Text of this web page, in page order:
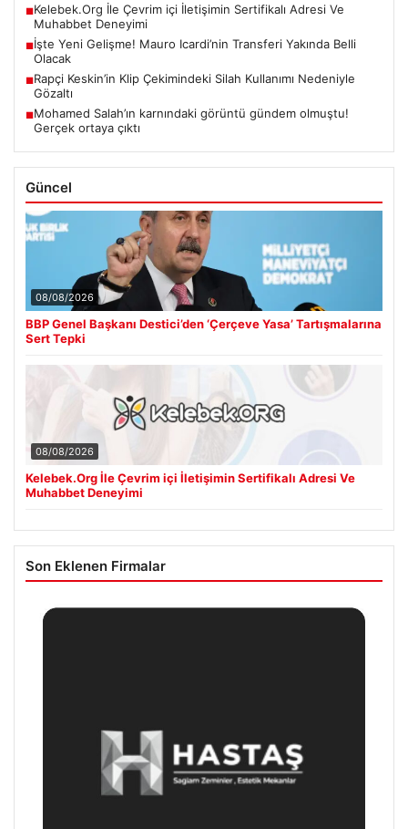
■Kelebek.Org İle Çevrim içi İletişimin Sertifikalı Adresi Ve
Muhabbet Deneyimi
■İşte Yeni Gelişme! Mauro Icardi’nin Transferi Yakında Belli
Olacak
■Rapçi Keskin’in Klip Çekimindeki Silah Kullanımı Nedeniyle
Gözaltı
■Mohamed Salah’ın karnındaki görüntü gündem olmuştu!
Gerçek ortaya çıktı
Güncel
08/08/2026
BBP Genel Başkanı Destici’den ‘Çerçeve Yasa’ Tartışmalarına
Sert Tepki
08/08/2026
Kelebek.Org İle Çevrim içi İletişimin Sertifikalı Adresi Ve
Muhabbet Deneyimi
Son Eklenen Firmalar